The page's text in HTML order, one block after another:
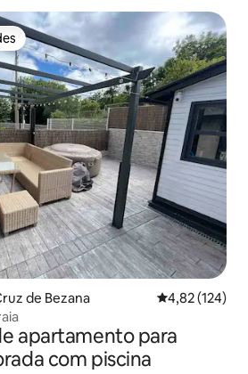
de Bezana 4,82 de uma
4,82 (124)
apartamento para
com piscina